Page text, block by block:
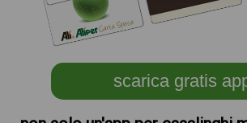
scarica gratis